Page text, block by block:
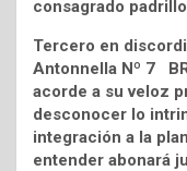
consagrado
Tercero en
Antonnella Nº 7
acorde a su veloz
desconocer lo
integración a la
entender abonará